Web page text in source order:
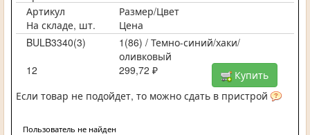
Артикул
Размер/Цвет
На складе, шт.
Цена
BULB3340(3)
1(86) / Темно-синий/хаки/
оливковый
12
299,72 ₽
Купить
Если товар не подойдет, то можно сдать в пристрой
Пользователь не найден